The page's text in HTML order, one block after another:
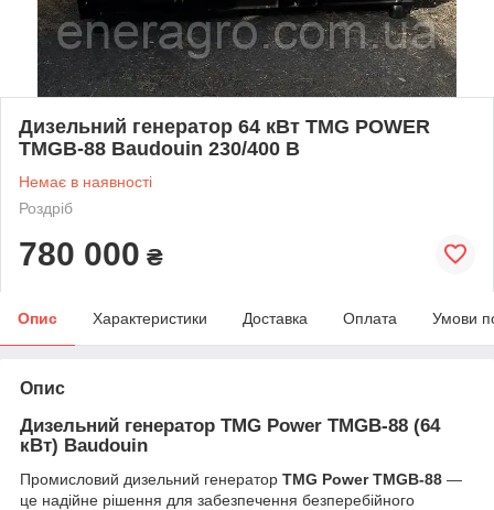
Дизельний генератор 64 кВт TMG POWER
TMGB-88 Baudouin 230/400 В
Немає в наявності
Роздріб
780 000 ₴
Опис Характеристики Доставка Оплата Умови
Опис
Дизельний генератор TMG Power TMGB-88 (64
кВт) Baudouin
Промисловий дизельний генератор TMG Power TMGB-88 —
це надійне рішення для забезпечення безперебійного